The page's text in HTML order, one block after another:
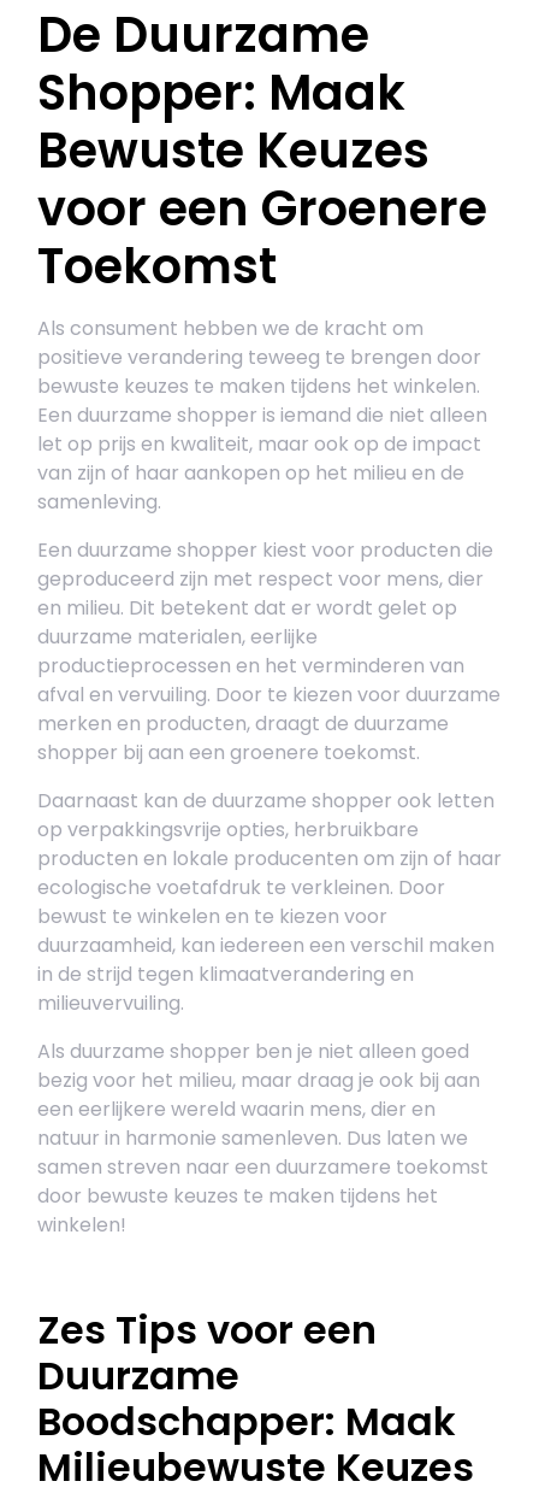
De Duurzame
Shopper: Maak
Bewuste Keuzes
voor een Groenere
Toekomst
Als consument hebben we de kracht om
positieve verandering teweeg te brengen door
bewuste keuzes te maken tijdens het winkelen.
Een duurzame shopper is iemand die niet alleen
let op prijs en kwaliteit, maar ook op de impact
van zijn of haar aankopen op het milieu en de
samenleving.
Een duurzame shopper kiest voor producten die
geproduceerd zijn met respect voor mens, dier
en milieu. Dit betekent dat er wordt gelet op
duurzame materialen, eerlijke
productieprocessen en het verminderen van
afval en vervuiling. Door te kiezen voor duurzame
merken en producten, draagt de duurzame
shopper bij aan een groenere toekomst.
Daarnaast kan de duurzame shopper ook letten
op verpakkingsvrije opties, herbruikbare
producten en lokale producenten om zijn of haar
ecologische voetafdruk te verkleinen. Door
bewust te winkelen en te kiezen voor
duurzaamheid, kan iedereen een verschil maken
in de strijd tegen klimaatverandering en
milieuvervuiling.
Als duurzame shopper ben je niet alleen goed
bezig voor het milieu, maar draag je ook bij aan
een eerlijkere wereld waarin mens, dier en
natuur in harmonie samenleven. Dus laten we
samen streven naar een duurzamere toekomst
door bewuste keuzes te maken tijdens het
winkelen!
Zes Tips voor een
Duurzame
Boodschapper: Maak
Milieubewuste Keuzes